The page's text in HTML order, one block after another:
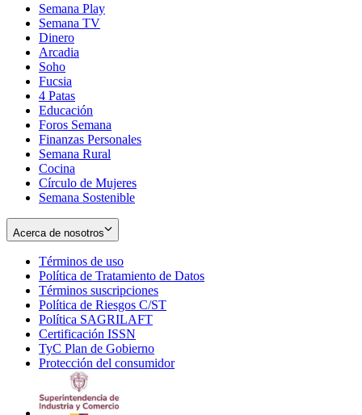
Semana Play
Semana TV
Dinero
Arcadia
Soho
in
new
window
Fucsia
in
new
window
4 Patas
Educación
Foros Semana
Finanzas Personales
Semana Rural
Cocina
Círculo de Mujeres
Semana Sostenible
Acerca de nosotros
Términos de uso
in
new
window
Política de Tratamiento de Datos
Términos suscripciones
in
Política de Riesgos C/ST
Política SAGRILAFT
new
window
Certificación ISSN
in
new
TyC Plan de Gobierno
in
Protección del consumidorOpens